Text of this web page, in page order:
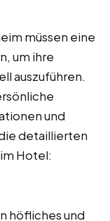
müssen eine
um ihre
auszuführen.
und
detaillierten
Hotel:
höfliches und